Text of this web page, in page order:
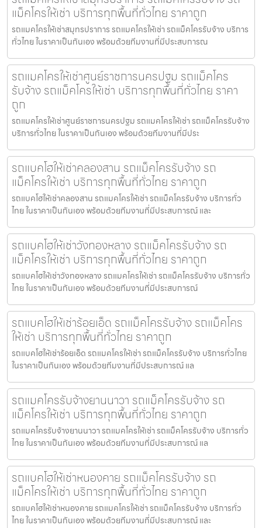
แม็คโครให้เช่า บริการทุกพื้นที่ทั่วไทย ราคาถูก
รถแมคโครให้เช่าสมุทรปราการ รถแมคโครให้เช่า รถแม็คโครรับจ้าง บริการ
ทั่วไทย ในราคาเป็นกันเอง พร้อมด้วยทีมงานที่มีประสบการณ
รถแมคโครให้เช่าศูนย์ราชการนครปฐม รถแม็คโคร
รับจ้าง รถแม็คโครให้เช่า บริการทุกพื้นที่ทั่วไทย ราคา
ถูก
รถแมคโครให้เช่าศูนย์ราชการนครปฐม รถแมคโครให้เช่า รถแม็คโครรับจ้าง
บริการทั่วไทย ในราคาเป็นกันเอง พร้อมด้วยทีมงานที่มีประ
รถแบคโฮให้เช่าคลองสาน รถแม็คโครรับจ้าง รถ
แม็คโครให้เช่า บริการทุกพื้นที่ทั่วไทย ราคาถูก
รถแบคโฮให้เช่าคลองสาน รถแมคโครให้เช่า รถแม็คโครรับจ้าง บริการทั่ว
ไทย ในราคาเป็นกันเอง พร้อมด้วยทีมงานที่มีประสบการณ์ และ
รถแบคโฮให้เช่าวังทองหลาง รถแม็คโครรับจ้าง รถ
แม็คโครให้เช่า บริการทุกพื้นที่ทั่วไทย ราคาถูก
รถแบคโฮให้เช่าวังทองหลาง รถแมคโครให้เช่า รถแม็คโครรับจ้าง บริการทั่ว
ไทย ในราคาเป็นกันเอง พร้อมด้วยทีมงานที่มีประสบการณ์
รถแบคโฮให้เช่าร้อยเอ็ด รถแม็คโครรับจ้าง รถแม็คโคร
ให้เช่า บริการทุกพื้นที่ทั่วไทย ราคาถูก
รถแบคโฮให้เช่าร้อยเอ็ด รถแมคโครให้เช่า รถแม็คโครรับจ้าง บริการทั่วไทย
ในราคาเป็นกันเอง พร้อมด้วยทีมงานที่มีประสบการณ์ แล
รถแมคโครรับจ้างยานนาวา รถแม็คโครรับจ้าง รถ
แม็คโครให้เช่า บริการทุกพื้นที่ทั่วไทย ราคาถูก
รถแมคโครรับจ้างยานนาวา รถแมคโครให้เช่า รถแม็คโครรับจ้าง บริการทั่ว
ไทย ในราคาเป็นกันเอง พร้อมด้วยทีมงานที่มีประสบการณ์ แล
รถแบคโฮให้เช่าหนองคาย รถแม็คโครรับจ้าง รถ
แม็คโครให้เช่า บริการทุกพื้นที่ทั่วไทย ราคาถูก
รถแบคโฮให้เช่าหนองคาย รถแมคโครให้เช่า รถแม็คโครรับจ้าง บริการทั่ว
ไทย ในราคาเป็นกันเอง พร้อมด้วยทีมงานที่มีประสบการณ์ และ